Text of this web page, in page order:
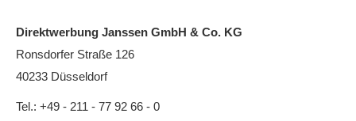
Direktwerbung Janssen GmbH & Co. KG
Ronsdorfer Straße 126
40233 Düsseldorf
Tel.: +49 - 211 - 77 92 66 - 0